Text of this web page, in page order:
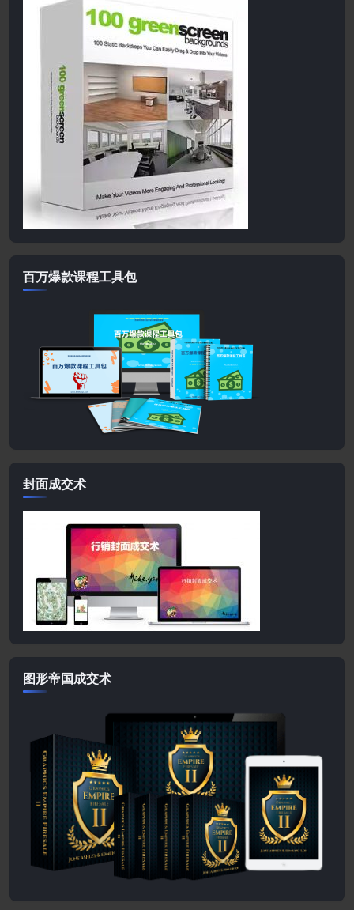
百万爆款课程工具包
封面成交术
图形帝国成交术